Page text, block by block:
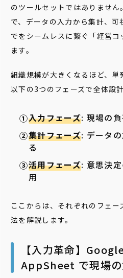
のツールセットではありませ
で、データの入力から集計、可
でをシームレスに繋ぐ「経営
ます。
組織規模が大きくなるほど、単
以下の3つのフェーズで全体設
入力フェーズ: 現場の
集計フェーズ: データ
る
活用フェーズ: 意思決
用
ここからは、それぞれのフェ
法を解説します。
【入力革命】
AppSheet で現場の